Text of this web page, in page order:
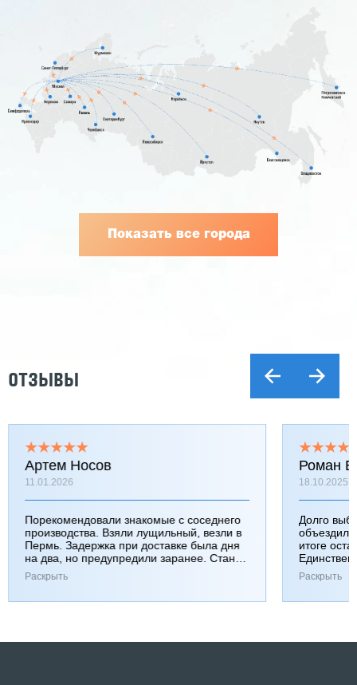
Показать все города
ОТЗЫВЫ
Артем Носов
11.01.2026
Порекомендовали знакомые с соседнего
производства. Взяли лущильный, везли в
Пермь. Задержка при доставке была дня
на два, но предупредили заранее. Станок
работает хорошо, к качеству вопросов нет.
Раскрыть
Роман
18.10.2025
Долго
итоге
Раскрыть